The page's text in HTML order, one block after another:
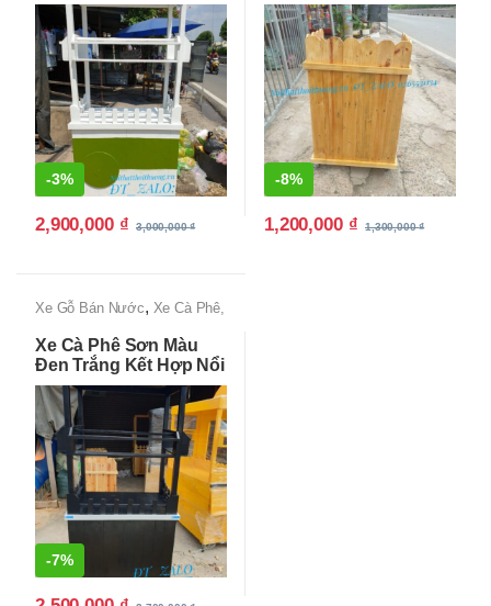
-3%
2,900,000 ₫ 3,000,000₫
-8%
1,200,000 ₫ 1,300,000₫
Xe Gỗ Bán Nước, Xe Cà Phê,
Xe Cà Phê Sơn Màu
Đen Trắng Kết Hợp Nổi
Bật
-7%